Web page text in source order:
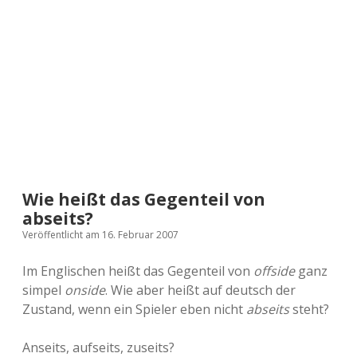
Wie heißt das Gegenteil von
abseits?
Veröffentlicht am 16. Februar 2007
Im Englischen heißt das Gegenteil von offsideganz
simpel onside. Wie aber heißt auf deutsch der
Zustand, wenn ein Spieler eben nicht abseitssteht?
Anseits, aufseits, zuseits?